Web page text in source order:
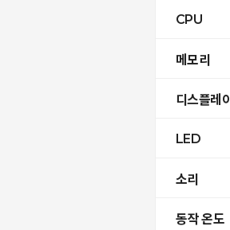
CPU
메모리
디스플레이
LED
소리
동작 온도